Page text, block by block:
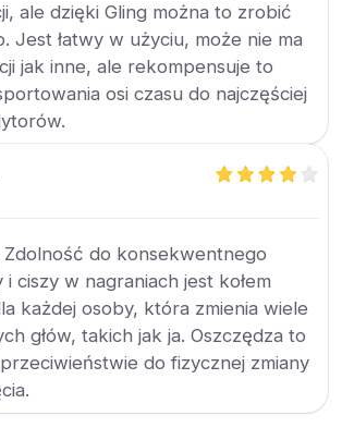
ale dzięki Gling można to zrobić
Jest łatwy w użyciu, może nie ma
jak inne, ale rekompensuje to
osi czasu do najczęściej
Zdolność do konsekwentnego
i ciszy w nagraniach jest kołem
każdej osoby, która zmienia wiele
głów, takich jak ja. Oszczędza to
do fizycznej zmiany